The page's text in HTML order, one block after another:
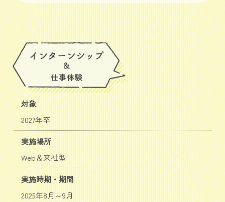
対象
2027年卒
実施場所
Web＆来社型
実施時期・期間
2025年8月～9月